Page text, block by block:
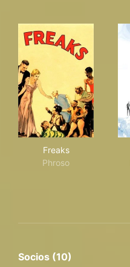
Freaks
Phroso
Socios (10)